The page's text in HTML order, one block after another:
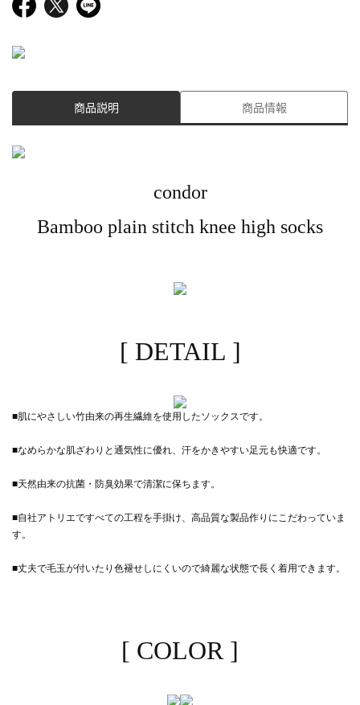
商品説明 商品情報
condor
Bamboo plain stitch knee high socks
[ DETAIL ]
■肌にやさしい竹由来の再生繊維を使用したソックスです。
■なめらかな肌ざわりと通気性に優れ、汗をかきやすい足元も快適です。
■天然由来の抗菌・防臭効果で清潔に保ちます。
■自社アトリエですべての工程を手掛け、高品質な製品作りにこだわっていま
す。
■丈夫で毛玉が付いたり色褪せしにくいので綺麗な状態で長く着用できます。
[ COLOR ]